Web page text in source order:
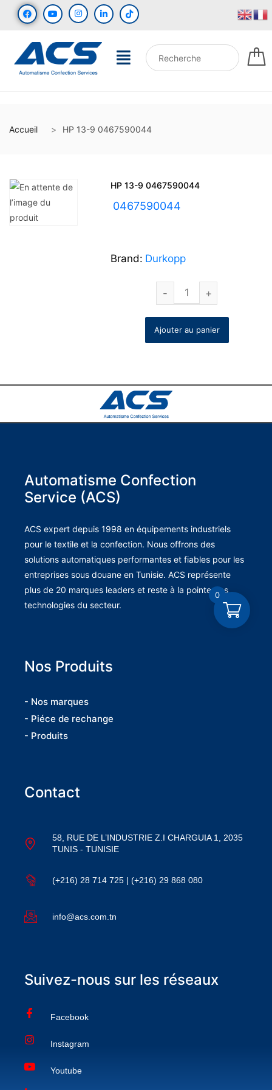
Accueil HP 13-9 0467590044
HP 13-9 0467590044
0467590044
Brand: Durkopp
Ajouter au panier
Automatisme Confection
Service (ACS)
ACS expert depuis 1998 en équipements industriels
pour le textile et la confection. Nous offrons des
solutions automatiques performantes et fiables pour les
entreprises sous douane en Tunisie. ACS représente
plus de 20 marques leaders et reste à la pointe des
technologies du secteur.
Nos Produits
- Nos marques
- Piéce de rechange
- Produits
Contact
58, RUE DE L’INDUSTRIE Z.I CHARGUIA 1, 2035
TUNIS - TUNISIE
(+216) 28 714 725 | (+216) 29 868 080
info@acs.com.tn
Suivez-nous sur les réseaux
Facebook
Instagram
Youtube
0